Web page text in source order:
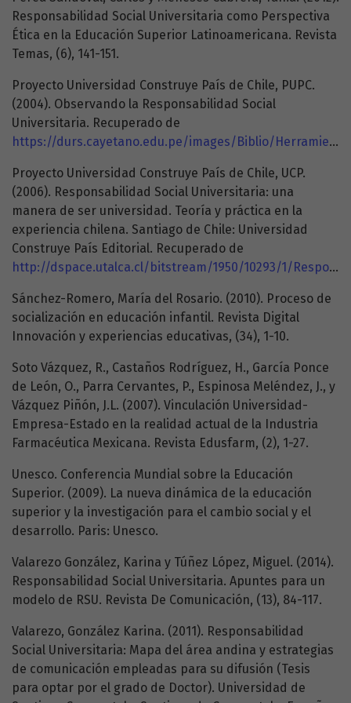
Responsabilidad Social Universitaria como Perspectiva
Ética en la Educación Superior Latinoamericana. Revista
Temas, (6), 141-151.
Proyecto Universidad Construye País de Chile, PUPC.
(2004). Observando la Responsabilidad Social
Universitaria. Recuperado de
https://durs.cayetano.edu.pe/images/Biblio/HerramientasRSU/HerramientasGestion/observandolarsu.pdf
Proyecto Universidad Construye País de Chile, UCP.
(2006). Responsabilidad Social Universitaria: una
manera de ser universidad. Teoría y práctica en la
experiencia chilena. Santiago de Chile: Universidad
Construye País Editorial. Recuperado de
http://dspace.utalca.cl/bitstream/1950/10293/1/Responsabilidad%20social%20universitaria.pdf
Sánchez-Romero, María del Rosario. (2010). Proceso de
socialización en educación infantil. Revista Digital
Innovación y experiencias educativas, (34), 1-10.
Soto Vázquez, R., Castaños Rodríguez, H., García Ponce
de León, O., Parra Cervantes, P., Espinosa Meléndez, J., y
Vázquez Piñón, J.L. (2007). Vinculación Universidad-
Empresa-Estado en la realidad actual de la Industria
Farmacéutica Mexicana. Revista Edusfarm, (2), 1-27.
Unesco. Conferencia Mundial sobre la Educación
Superior. (2009). La nueva dinámica de la educación
superior y la investigación para el cambio social y el
desarrollo. Paris: Unesco.
Valarezo González, Karina y Túñez López, Miguel. (2014).
Responsabilidad Social Universitaria. Apuntes para un
modelo de RSU. Revista De Comunicación, (13), 84-117.
Valarezo, González Karina. (2011). Responsabilidad
Social Universitaria: Mapa del área andina y estrategias
de comunicación empleadas para su difusión (Tesis
para optar por el grado de Doctor). Universidad de